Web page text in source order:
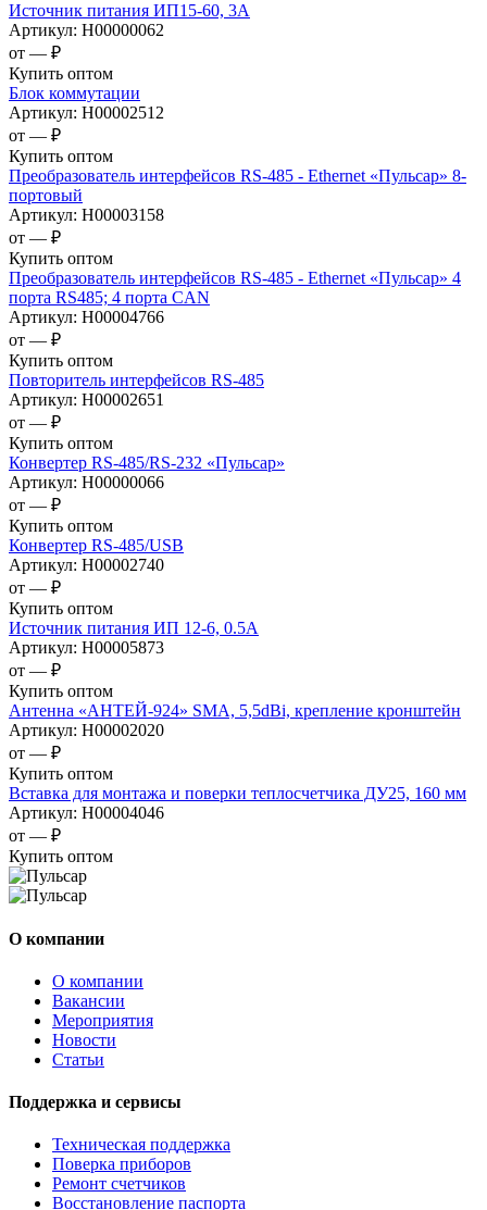
Источник питания ИП15-60, 3А
Артикул: Н00000062
от — ₽
Купить оптом
Блок коммутации
Артикул: Н00002512
от — ₽
Купить оптом
Преобразователь интерфейсов RS-485 - Ethernet «Пульсар» 8-
портовый
Артикул: Н00003158
от — ₽
Купить оптом
Преобразователь интерфейсов RS-485 - Ethernet «Пульсар» 4
порта RS485; 4 порта CAN
Артикул: Н00004766
от — ₽
Купить оптом
Повторитель интерфейсов RS-485
Артикул: Н00002651
от — ₽
Купить оптом
Конвертер RS-485/RS-232 «Пульсар»
Артикул: Н00000066
от — ₽
Купить оптом
Конвертер RS-485/USB
Артикул: Н00002740
от — ₽
Купить оптом
Источник питания ИП 12-6, 0.5А
Артикул: Н00005873
от — ₽
Купить оптом
Антенна «АНТЕЙ-924» SMA, 5,5dBi, крепление кронштейн
Артикул: Н00002020
от — ₽
Купить оптом
Вставка для монтажа и поверки теплосчетчика ДУ25, 160 мм
Артикул: Н00004046
от — ₽
Купить оптом
О компании
О компании
Вакансии
Мероприятия
Новости
Статьи
Поддержка и сервисы
Техническая поддержка
Поверка приборов
Ремонт счетчиков
Восстановление паспорта